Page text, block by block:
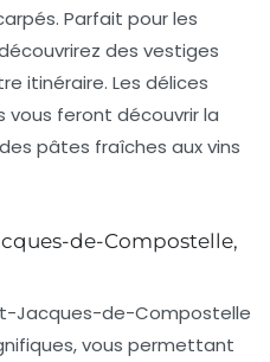
Parfait pour les
des vestiges
itinéraire. Les délices
vous feront découvrir la
pâtes fraîches aux vins
de-Compostelle,
Jacques-de-Compostelle
vous permettant